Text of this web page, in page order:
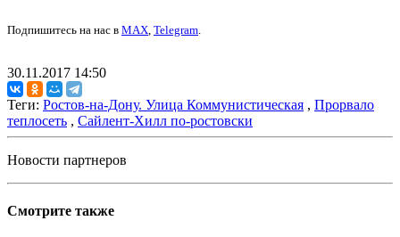
Подпишитесь на нас в MAX, Telegram.
30.11.2017 14:50
Теги: Ростов-на-Дону. Улица Коммунистическая , Прорвало
теплосеть , Сайлент-Хилл по-ростовски
Новости партнеров
Смотрите также